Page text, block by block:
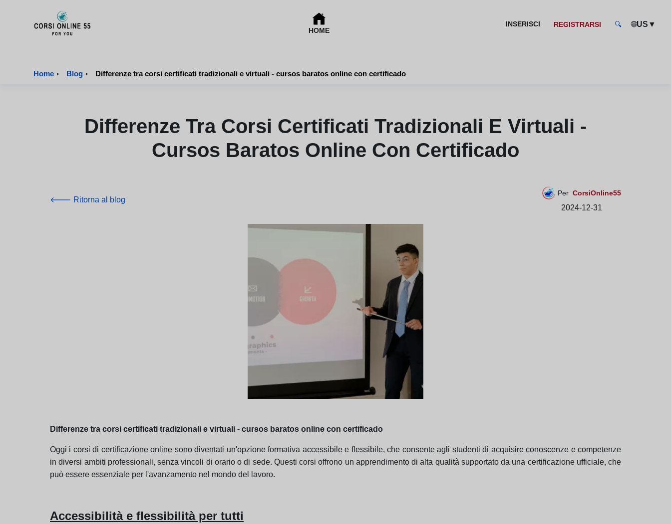
HOME
INSERISCI REGISTRARSI 🔍 🌐US ▼
Home › Blog › Differenze tra corsi certificati tradizionali e virtuali - cursos baratos online con certificado
Differenze Tra Corsi Certificati Tradizionali E Virtuali -
Cursos Baratos Online Con Certificado
🡐 Ritorna al blog
Per CorsiOnline55
2024-12-31
Differenze tra corsi certificati tradizionali e virtuali - cursos baratos online con certificado
Oggi i corsi di certificazione online sono diventati un'opzione formativa accessibile e flessibile, che consente agli studenti di acquisire conoscenze e competenze
in diversi ambiti professionali, senza vincoli di orario o di sede. Questi corsi offrono un apprendimento di alta qualità supportato da una certificazione ufficiale, che
può essere essenziale per l'avanzamento nel mondo del lavoro.
Accessibilità e flessibilità per tutti